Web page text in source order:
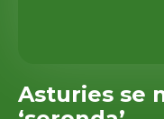
Asturies se